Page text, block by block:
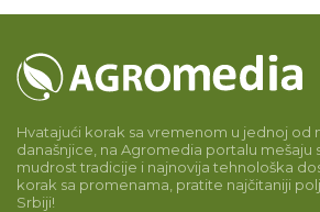
Hvatajući korak sa vremenom u jednoj od
današnjice, na Agromedia portalu mešaju
mudrost tradicije i najnovija tehnološka
korak sa promenama, pratite najčitaniji
Srbiji!